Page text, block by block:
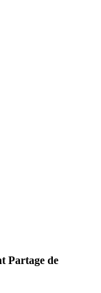
Partage de